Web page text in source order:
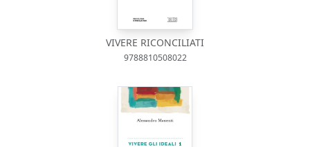
VIVERE RICONCILIATI
9788810508022